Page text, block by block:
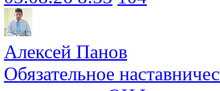
Алексей Панов
Обязательное